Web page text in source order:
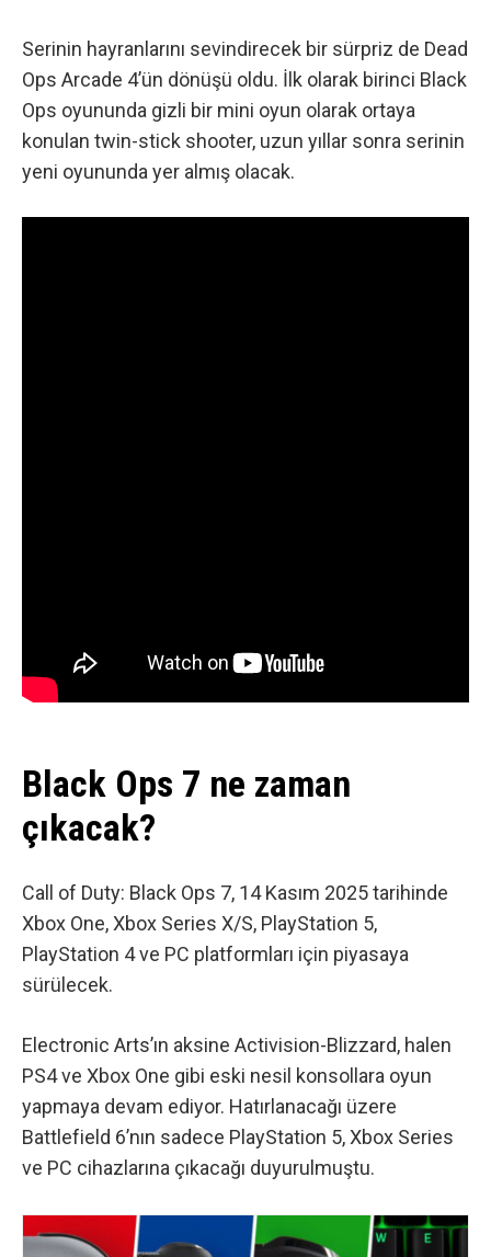
Serinin hayranlarını sevindirecek bir sürpriz de Dead
Ops Arcade 4’ün dönüşü oldu. İlk olarak birinci Black
Ops oyununda gizli bir mini oyun olarak ortaya
konulan twin-stick shooter, uzun yıllar sonra serinin
yeni oyununda yer almış olacak.
Black Ops 7 ne zaman
çıkacak?
Call of Duty: Black Ops 7, 14 Kasım 2025 tarihinde
Xbox One, Xbox Series X/S, PlayStation 5,
PlayStation 4 ve PC platformları için piyasaya
sürülecek.
Electronic Arts’ın aksine Activision-Blizzard, halen
PS4 ve Xbox One gibi eski nesil konsollara oyun
yapmaya devam ediyor. Hatırlanacağı üzere
Battlefield 6’nın sadece PlayStation 5, Xbox Series
ve PC cihazlarına çıkacağı duyurulmuştu.